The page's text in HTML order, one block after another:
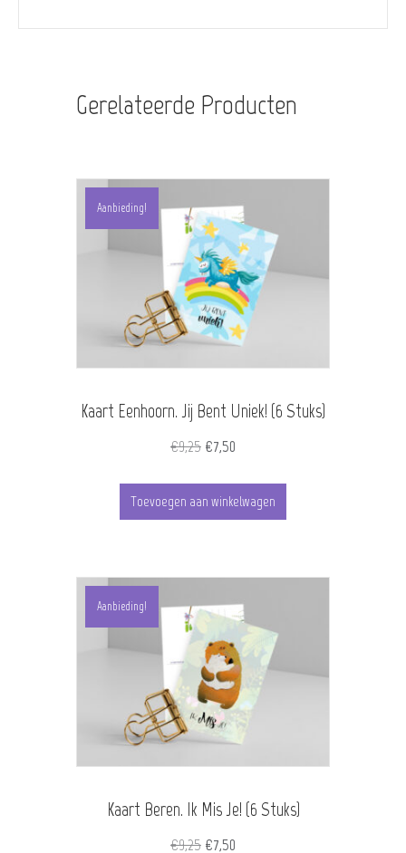
Gerelateerde Producten
Aanbieding!
Kaart Eenhoorn. Jij Bent Uniek! (6 Stuks)
€9,25 Oorspronkelijke
was:
€7,50
is:
Toevoegen aan winkelwagen
Aanbieding!
Kaart Beren. Ik Mis Je! (6 Stuks)
€9,25 Oorspronkelijke
€7,50